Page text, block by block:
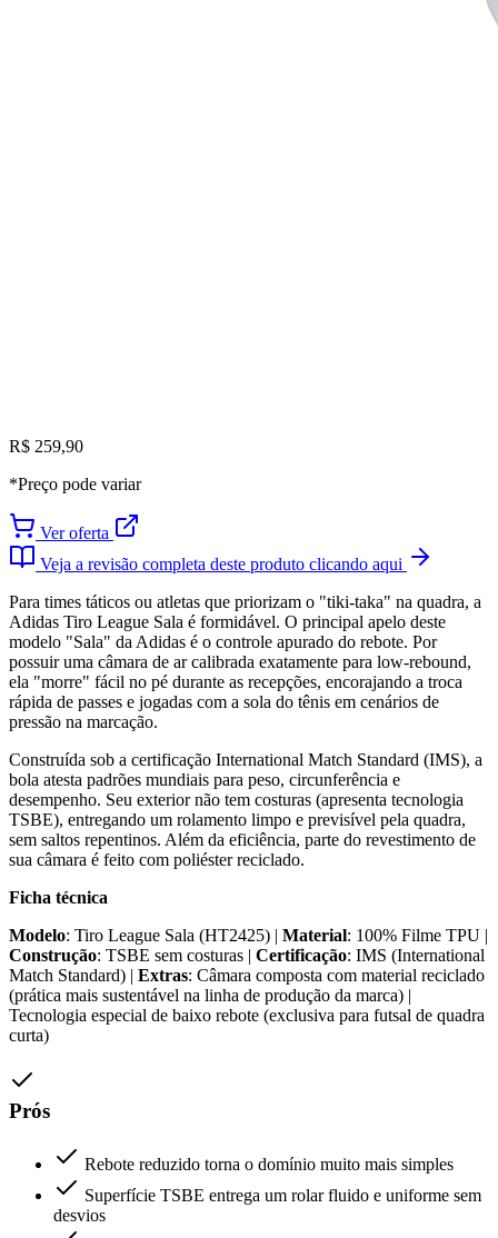
R$ 259,90
*Preço pode variar
Ver oferta
Veja a revisão completa deste produto clicando aqui
Para times táticos ou atletas que priorizam o "tiki-taka" na quadra, a
Adidas Tiro League Sala é formidável. O principal apelo deste
modelo "Sala" da Adidas é o controle apurado do rebote. Por
possuir uma câmara de ar calibrada exatamente para low-rebound,
ela "morre" fácil no pé durante as recepções, encorajando a troca
rápida de passes e jogadas com a sola do tênis em cenários de
pressão na marcação.
Construída sob a certificação International Match Standard (IMS), a
bola atesta padrões mundiais para peso, circunferência e
desempenho. Seu exterior não tem costuras (apresenta tecnologia
TSBE), entregando um rolamento limpo e previsível pela quadra,
sem saltos repentinos. Além da eficiência, parte do revestimento de
sua câmara é feito com poliéster reciclado.
Ficha técnica
Modelo: Tiro League Sala (HT2425) | Material: 100% Filme TPU |
Construção: TSBE sem costuras | Certificação: IMS (International
Match Standard) | Extras: Câmara composta com material reciclado
(prática mais sustentável na linha de produção da marca) |
Tecnologia especial de baixo rebote (exclusiva para futsal de quadra
curta)
Prós
Rebote reduzido torna o domínio muito mais simples
Superfície TSBE entrega um rolar fluido e uniforme sem
desvios